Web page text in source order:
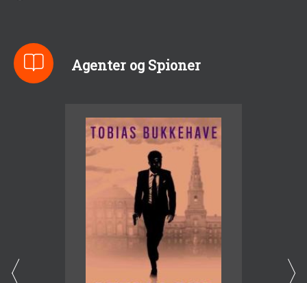
Agenter og Spioner